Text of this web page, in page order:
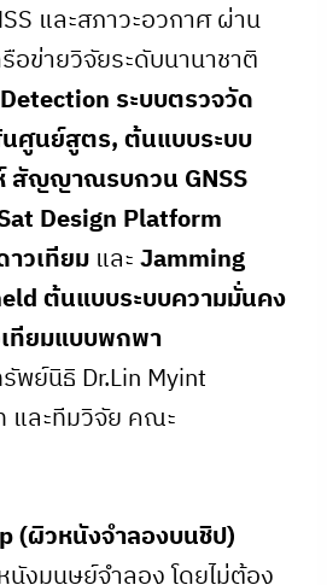
และสภาวะอวกาศ ผ่าน
อข่ายวิจัยระดับนานาชาติ
ระบบตรวจวัด
ศูนย์สูตร, ต้นแบบระบบ
สัญญาณรบกวน GNSS
Design Platform
วเทียม และJamming
ต้นแบบระบบความมั่นคง
ยมแบบพกพา
พย์นิธิ Dr.Lin Myint
และทีมวิจัย คณะ
(ผิวหนังจำลองบนชิป)